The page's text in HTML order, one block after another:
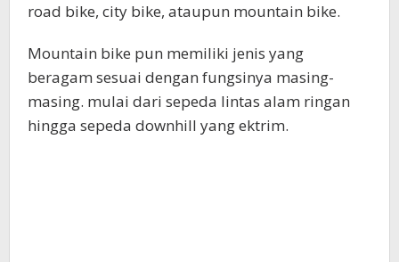
road bike, city bike, ataupun mountain bike.
Mountain bike pun memiliki jenis yang
beragam sesuai dengan fungsinya masing-
masing. mulai dari sepeda lintas alam ringan
hingga sepeda downhill yang ektrim.